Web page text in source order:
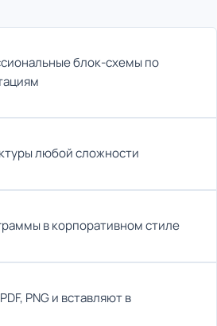
блок-схемы по
любой сложности
в корпоративном стиле
PNG и вставляют в